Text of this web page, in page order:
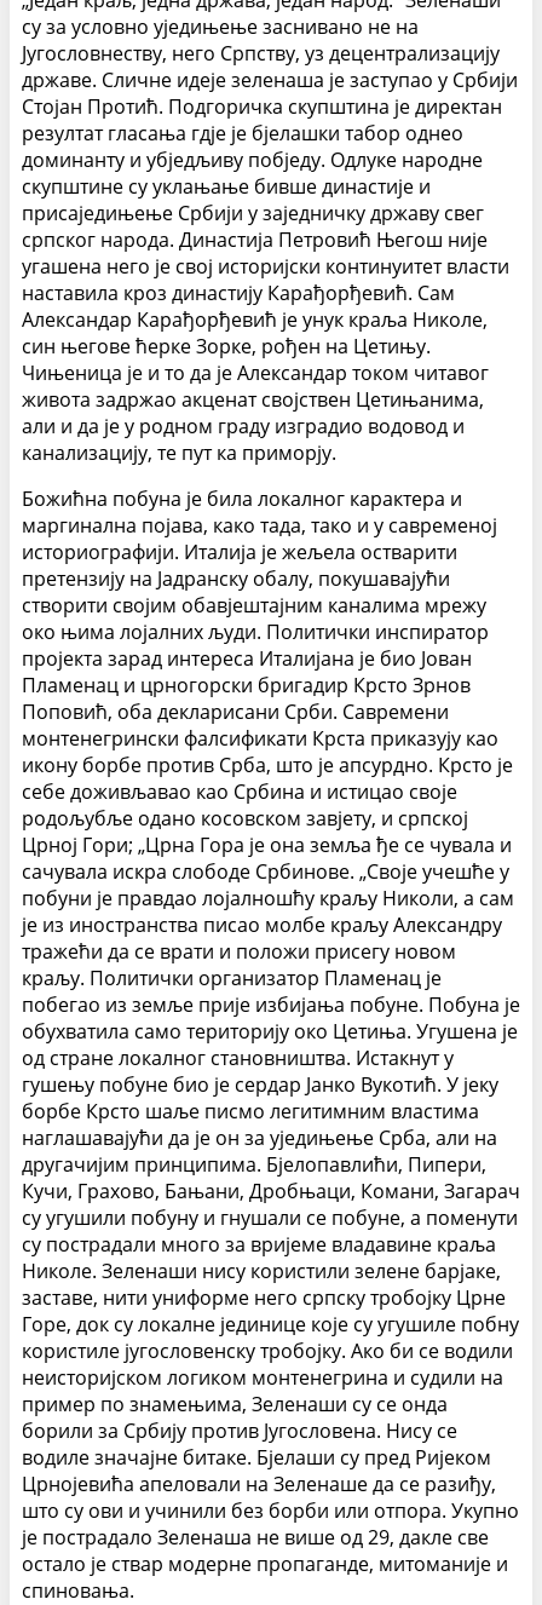
су за условно уједињење заснивано не на
Југословнеству, него Српству, уз децентрализацију
државе. Сличне идеје зеленаша је заступао у Србији
Стојан Протић. Подгоричка скупштина је директан
резултат гласања гдје је бјелашки табор однео
доминанту и убједљиву побједу. Одлуке народне
скупштине су уклањање бивше династије и
присаједињење Србији у заједничку државу свег
српског народа. Династија Петровић Његош није
угашена него је свој историјски континуитет власти
наставила кроз династију Карађорђевић. Сам
Александар Карађорђевић је унук краља Николе,
син његове ћерке Зорке, рођен на Цетињу.
Чињеница је и то да је Александар током читавог
живота задржао акценат својствен Цетињанима,
али и да је у родном граду изградио водовод и
канализацију, те пут ка приморју.
Божићна побуна је била локалног карактера и
маргинална појава, како тада, тако и у савременој
историографији. Италија је жељела остварити
претензију на Јадранску обалу, покушавајући
створити својим обавјештајним каналима мрежу
око њима лојалних људи. Политички инспиратор
пројекта зарад интереса Италијана је био Јован
Пламенац и црногорски бригадир Крсто Зрнов
Поповић, оба декларисани Срби. Савремени
монтенегрински фалсификати Крста приказују као
икону борбе против Срба, што је апсурдно. Крсто је
себе доживљавао као Србина и истицао своје
родољубље одано косовском завјету, и српској
Црној Гори; „Црна Гора је она земља ђе се чувала и
сачувала искра слободе Србинове. „Своје учешће у
побуни је правдао лојалношћу краљу Николи, а сам
је из иностранства писао молбе краљу Александру
тражећи да се врати и положи присегу новом
краљу. Политички организатор Пламенац је
побегао из земље прије избијања побуне. Побуна је
обухватила само територију око Цетиња. Угушена је
од стране локалног становништва. Истакнут у
гушењу побуне био је сердар Јанко Вукотић. У јеку
борбе Крсто шаље писмо легитимним властима
наглашавајући да је он за уједињење Срба, али на
другачијим принципима. Бјелопавлићи, Пипери,
Кучи, Грахово, Бањани, Дробњаци, Комани, Загарач
су угушили побуну и гнушали се побуне, а поменути
су пострадали много за вријеме владавине краља
Николе. Зеленаши нису користили зелене барјаке,
заставе, нити униформе него српску тробојку Црне
Горе, док су локалне јединице које су угушиле побну
користиле југословенску тробојку. Ако би се водили
неисторијском логиком монтенегрина и судили на
пример по знамењима, Зеленаши су се онда
борили за Србију против Југословена. Нису се
водиле значајне битаке. Бјелаши су пред Ријеком
Црнојевића апеловали на Зеленаше да се разиђу,
што су ови и учинили без борби или отпора. Укупно
је пострадало Зеленаша не више од 29, дакле све
остало је ствар модерне пропаганде, митоманије и
спиновања.